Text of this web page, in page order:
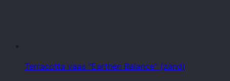
Terracotta vaas "Earthen Balance" (zand)